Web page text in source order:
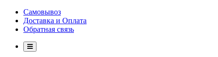
Самовывоз
Доставка и Оплата
Обратная связь